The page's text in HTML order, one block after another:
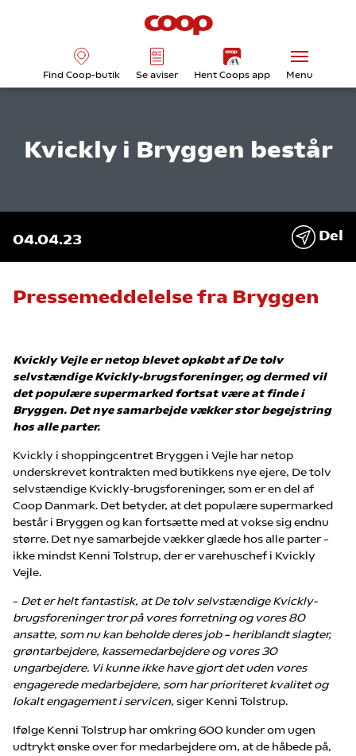
Find Coop-butik Se aviser Hent Coops app Menu
Kvickly i Bryggen består
04.04.23 Del
Pressemeddelelse fra Bryggen
Kvickly Vejle er netop blevet opkøbt af De tolv
selvstændige Kvickly-brugsforeninger, og dermed vil
det populære supermarked fortsat være at finde i
Bryggen. Det nye samarbejde vækker stor begejstring
hos alle parter.
Kvickly i shoppingcentret Bryggen i Vejle har netop
underskrevet kontrakten med butikkens nye ejere, De tolv
selvstændige Kvickly-brugsforeninger, som er en del af
Coop Danmark. Det betyder, at det populære supermarked
består i Bryggen og kan fortsætte med at vokse sig endnu
større. Det nye samarbejde vækker glæde hos alle parter –
ikke mindst Kenni Tolstrup, der er varehuschef i Kvickly
Vejle.
– Det er helt fantastisk, at De tolv selvstændige Kvickly-
brugsforeninger tror på vores forretning og vores 80
ansatte, som nu kan beholde deres job – heriblandt slagter,
grøntarbejdere, kassemedarbejdere og vores 30
ungarbejdere. Vi kunne ikke have gjort det uden vores
engagerede medarbejdere, som har prioriteret kvalitet og
lokalt engagement i servicen, siger Kenni Tolstrup.
Ifølge Kenni Tolstrup har omkring 600 kunder om ugen
udtrykt ønske over for medarbejdere om, at de håbede på,